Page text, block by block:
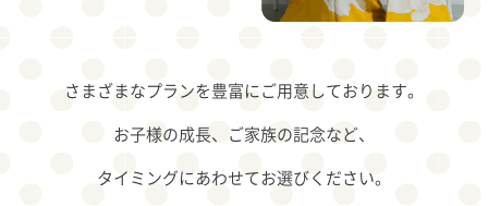
さまざまなプランを豊富にご用意しております。
お子様の成長、ご家族の記念など、
タイミングにあわせてお選びください。